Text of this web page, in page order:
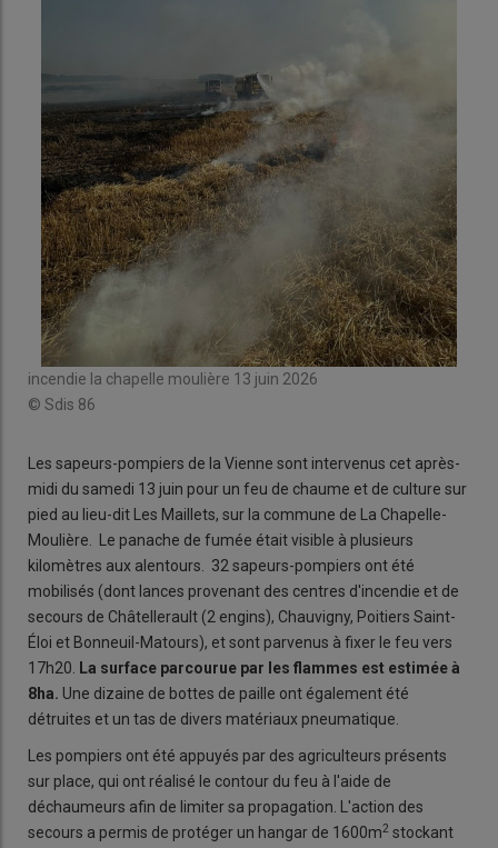
incendie la chapelle moulière 13 juin 2026
© Sdis 86
Les sapeurs-pompiers de la Vienne sont intervenus cet après-
midi du samedi 13 juin pour un feu de chaume et de culture sur
pied au lieu-dit Les Maillets, sur la commune de La Chapelle-
Moulière. Le panache de fumée était visible à plusieurs
kilomètres aux alentours. 32 sapeurs-pompiers ont été
mobilisés (dont lances provenant des centres d'incendie et de
secours de Châtellerault (2 engins), Chauvigny, Poitiers Saint-
Éloi et Bonneuil-Matours), et sont parvenus à fixer le feu vers
17h20. La surface parcourue par les flammes est estimée à
8ha. Une dizaine de bottes de paille ont également été
détruites et un tas de divers matériaux pneumatique.
Les pompiers ont été appuyés par des agriculteurs présents
sur place, qui ont réalisé le contour du feu à l'aide de
déchaumeurs afin de limiter sa propagation. L'action des
secours a permis de protéger un hangar de 1600m2 stockant